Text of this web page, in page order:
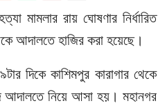
মামলার রায় ঘোষণার নির্ধারিত
আদালতে হাজির করা হয়েছে।
দিকে কাশিমপুর কারাগার থেকে
আদালতে নিয়ে আসা হয়। মহানগর